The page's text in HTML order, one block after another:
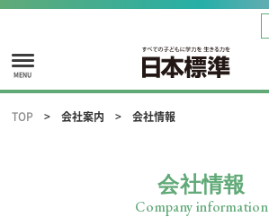
MENU
TOP 会社案内 会社情報
会社情報
Company information